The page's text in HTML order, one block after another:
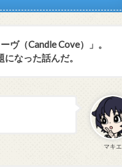
ヴ（Candle Cove）」。
なった話んだ。
マキエ